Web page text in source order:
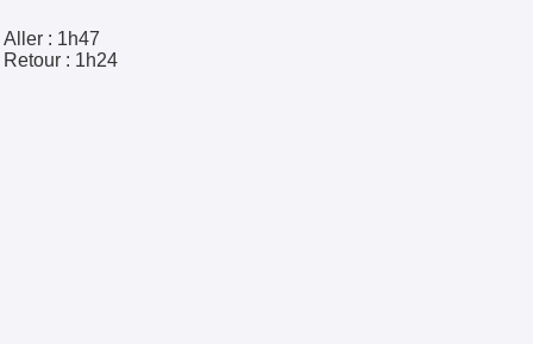
Aller : 1h47
Retour : 1h24